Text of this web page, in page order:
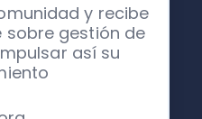
y recibe
gestión de
así su